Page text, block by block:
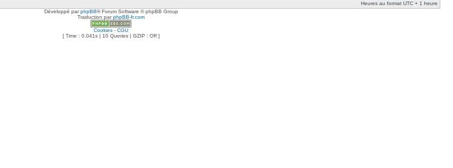
Heures au format UTC + 1 heure
Développé parphpBB® Forum Software © phpBB Group
Traduction parphpBB-fr.com
Cookies - CGU
[ Time : 0.041s | 10 Queries | GZIP : Off ]